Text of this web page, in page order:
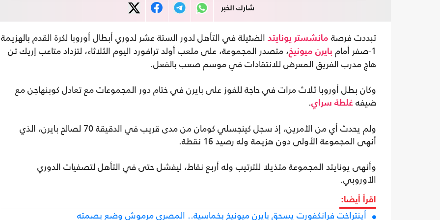
شارك الخبر
تبددت فرصة مانشستر يونايتد الضئيلة في التأهل لدور الستة عشر لدوري أبطال أوروبا لكرة القدم بالهزيمة
1-صفر أمام
بايرن ميونيخ، متصدر المجموعة، على ملعب أولد ترافورد اليوم الثلاثاء، لتزداد متاعب إريك تن
هاج مدرب الفريق المعرض للانتقادات في موسم صعب بالفعل.
وكان بطل أوروبا ثلاث مرات في حاجة للفوز على بايرن في ختام دور المجموعات مع تعادل كوبنهاجن مع
ضيفه غلطة سراي.
ولم يحدث أي من الأمرين، إذ سجل كينجسلي كومان من مدى قريب في الدقيقة 70 لصالح بايرن، الذي
أنهى المجموعة الأولى دون هزيمة وله رصيد 16 نقطة.
وأنهى يونايتد المجموعة متذيلا للترتيب وله أربع نقاط، ليفشل حتى في التأهل لتصفيات الدوري
الأوروبي.
اقرأ أيضا:
أينتراخت فرانكفورت يسحق بايرن ميونيخ بخماسية.. المصري مرموش وضع بصمته